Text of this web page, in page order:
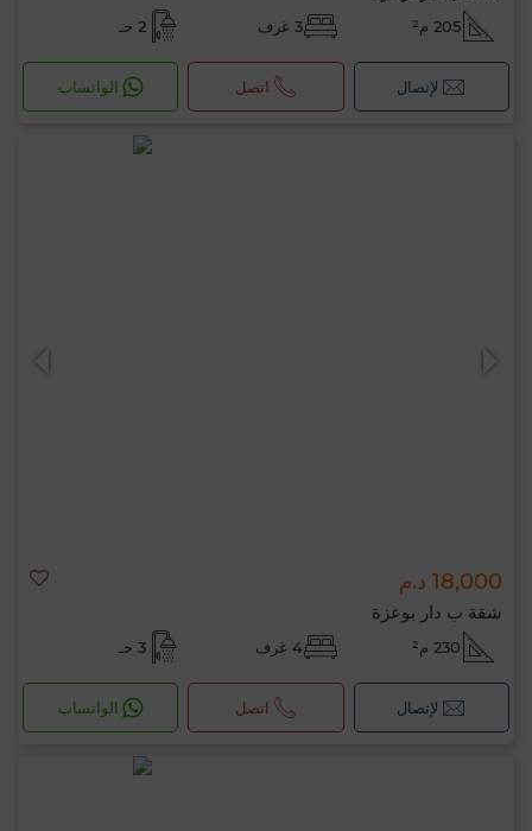
205 م² 3 غرف 2 حـ
لإتصال اتصل الواتساب
18,000 د.م
شقة ب دار بوعزة
230 م² 4 غرف 3 حـ
لإتصال اتصل الواتساب